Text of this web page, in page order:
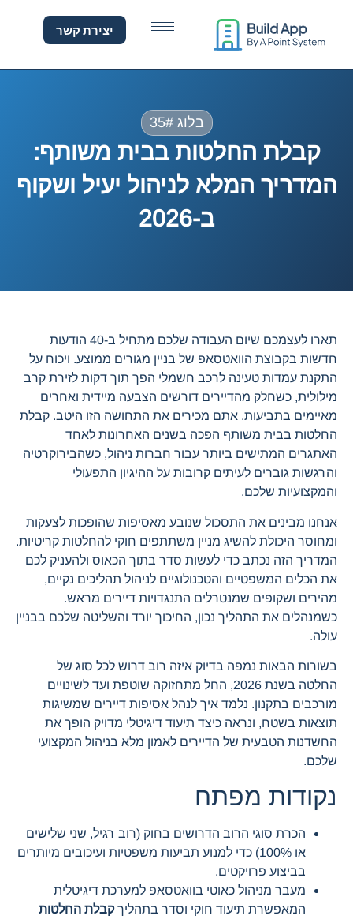
קבלת החלטות בבית משותף:
יצירת קשר
בלוג 35#
קבלת החלטות בבית משותף:
המדריך המלא לניהול יעיל ושקוף
ב-2026
תארו לעצמכם שיום העבודה שלכם מתחיל ב-40 הודעות
חדשות בקבוצת הוואטסאפ של בניין מגורים ממוצע. ויכוח על
התקנת עמדות טעינה לרכב חשמלי הפך תוך דקות לזירת קרב
מילולית, כשחלק מהדיירים דורשים הצבעה מיידית ואחרים
מאיימים בתביעות. אתם מכירים את התחושה הזו היטב. קבלת
החלטות בבית משותף הפכה בשנים האחרונות לאחד
האתגרים המתישים ביותר עבור חברות ניהול, כשהבירוקרטיה
והרגשות גוברים לעיתים קרובות על ההיגיון התפעולי
והמקצועיות שלכם.
אנחנו מבינים את התסכול שנובע מאסיפות שהופכות לצעקות
ומחוסר היכולת להשיג מניין משתתפים חוקי להחלטות קריטיות.
המדריך הזה נכתב כדי לעשות סדר בתוך הכאוס ולהעניק לכם
את הכלים המשפטיים והטכנולוגיים לניהול תהליכים נקיים,
מהירים ושקופים שמנטרלים התנגדויות דיירים מראש.
כשמנהלים את התהליך נכון, החיכוך יורד והשליטה שלכם בבניין
עולה.
בשורות הבאות נמפה בדיוק איזה רוב דרוש לכל סוג של
החלטה בשנת 2026, החל מתחזוקה שוטפת ועד לשינויים
מורכבים בתקנון. נלמד איך לנהל אסיפות דיירים שמשיגות
תוצאות בשטח, ונראה כיצד תיעוד דיגיטלי מדויק הופך את
החשדנות הטבעית של הדיירים לאמון מלא בניהול המקצועי
שלכם.
נקודות מפתח
הכרת סוגי הרוב הדרושים בחוק (רוב רגיל, שני שלישים
או 100%) כדי למנוע תביעות משפטיות ועיכובים מיותרים
בביצוע פרויקטים.
מעבר מניהול כאוטי בוואטסאפ למערכת דיגיטלית
המאפשרת תיעוד חוקי וסדר בתהליךקבלת החלטות